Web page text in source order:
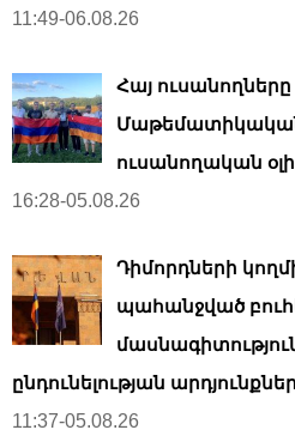
11:49-06.08.26
Հայ ուսանողները
ուսանողական
16:28-05.08.26
Դիմորդների
պահանջված
ընդունելության
11:37-05.08.26